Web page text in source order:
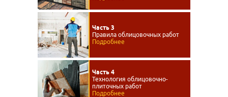
Часть 3
Правила облицовочных работ
Подробнее
Часть 4
Технология облицовочно-
плиточных работ
Подробнее